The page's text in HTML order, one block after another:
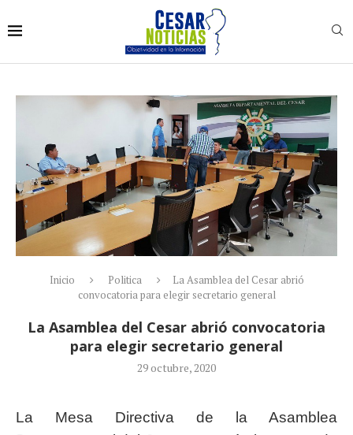
Inicio Politica
La Asamblea del Cesar abrió
convocatoria para elegir secretario general
La Asamblea del Cesar abrió convocatoria
para elegir secretario general
29 octubre, 2020
La Mesa Directiva de la Asamblea